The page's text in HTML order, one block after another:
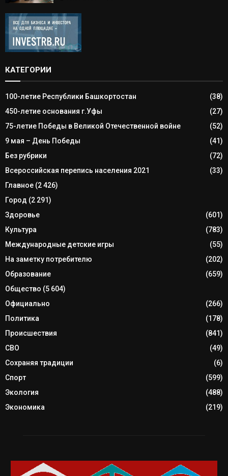
КАТЕГОРИИ
100-летие Республики Башкортостан
(38)
450-летие основания г.Уфы
(27)
75-летие Победы в Великой Отечественной войне
(52)
9 мая – День Победы
(41)
Без рубрики
(72)
Всероссийская перепись населения 2021
(33)
Главное (2 426)
Город (2 291)
Здоровье
(601)
Культура
(783)
Международные детские игры
(55)
На заметку потребителю
(202)
Образование
(659)
Общество (5 604)
Официально
(266)
Политика
(178)
Происшествия
(841)
СВО
(49)
Сохраняя традиции
(6)
Спорт
(599)
Экология
(488)
Экономика
(219)